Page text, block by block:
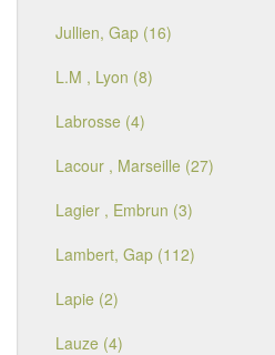
Jullien, Gap (16)
L.M , Lyon (8)
Labrosse (4)
Lacour , Marseille (27)
Lagier , Embrun (3)
Lambert, Gap (112)
Lapie (2)
Lauze (4)